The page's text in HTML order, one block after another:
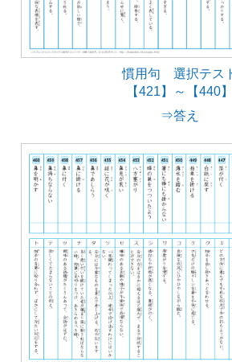
慣用句 選択テス
【421】～【440】
⇒答え